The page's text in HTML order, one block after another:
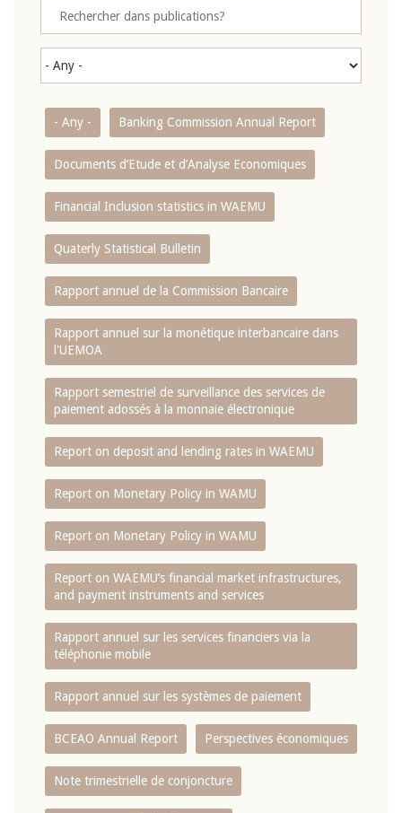
- Any - Banking Commission Annual Report
Documents d’Etude et d’Analyse Economiques
Financial Inclusion statistics in WAEMU
Quaterly Statistical Bulletin
Rapport annuel de la Commission Bancaire
Rapport annuel sur la monétique interbancaire dans
l'UEMOA
Rapport semestriel de surveillance des services de
paiement adossés à la monnaie électronique
Report on deposit and lending rates in WAEMU
Report on Monetary Policy in WAMU
Report on Monetary Policy in WAMU
Report on WAEMU’s financial market infrastructures,
and payment instruments and services
Rapport annuel sur les services financiers via la
téléphonie mobile
Rapport annuel sur les systèmes de paiement
BCEAO Annual Report Perspectives économiques
Note trimestrielle de conjoncture